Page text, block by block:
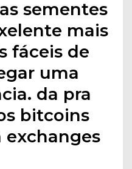
sementes
mais
fáceis de
uma
da pra
bitcoins
exchanges